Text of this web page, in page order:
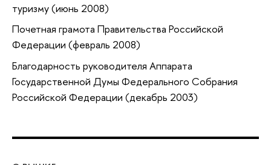
туризму (июнь 2008)
Почетная грамота Правительства Российской
Федерации (февраль 2008)
Благодарность руководителя Аппарата
Государственной Думы Федерального Собрания
Российской Федерации (декабрь 2003)